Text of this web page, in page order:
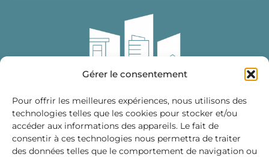
Gérer le consentement
Pour offrir les meilleures expériences, nous utilisons des
technologies telles que les cookies pour stocker et/ou
accéder aux informations des appareils. Le fait de
consentir à ces technologies nous permettra de traiter
des données telles que le comportement de navigation ou
Fédération des Distributeurs
de Matériaux de Construction